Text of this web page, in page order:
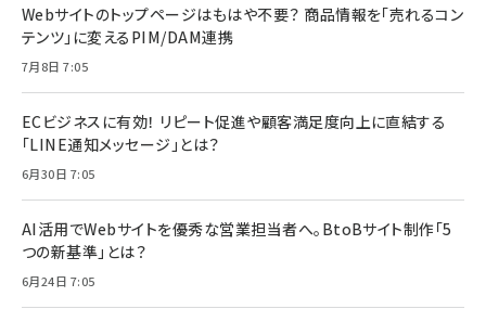
Webサイトのトップページはもはや不要？ 商品情報を「売れるコン
テンツ」に変えるPIM/DAM連携
7月8日 7:05
ECビジネスに有効！ リピート促進や顧客満足度向上に直結する
「LINE通知メッセージ」とは？
6月30日 7:05
AI活用でWebサイトを優秀な営業担当者へ。BtoBサイト制作「5
つの新基準」とは？
6月24日 7:05